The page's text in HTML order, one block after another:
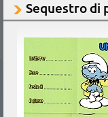
Sequestro